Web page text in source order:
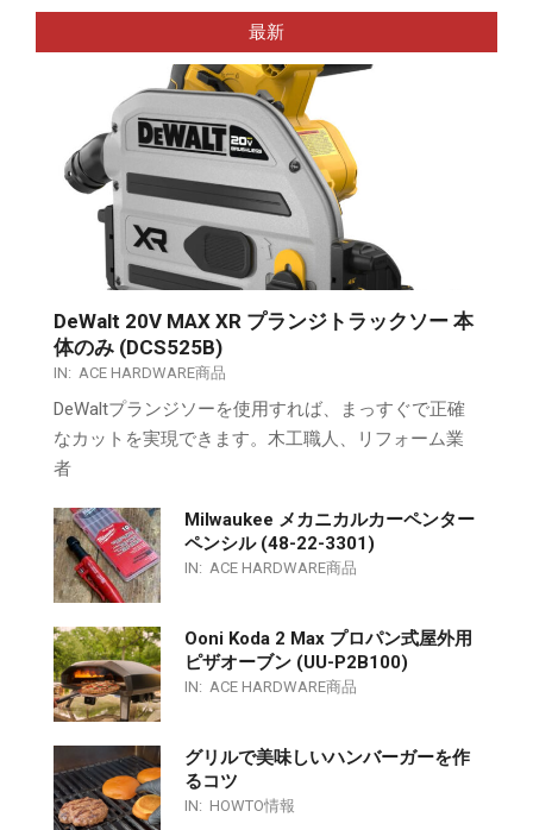
最新
DeWalt 20V MAX XR プランジトラックソー 本
体のみ (DCS525B)
IN: ACE HARDWARE商品
DeWaltプランジソーを使用すれば、まっすぐで正確
なカットを実現できます。木工職人、リフォーム業
者
Milwaukee メカニカルカーペンター
ペンシル (48-22-3301)
IN: ACE HARDWARE商品
Ooni Koda 2 Max プロパン式屋外用
ピザオーブン (UU-P2B100)
IN: ACE HARDWARE商品
グリルで美味しいハンバーガーを作
るコツ
IN: HOWTO情報